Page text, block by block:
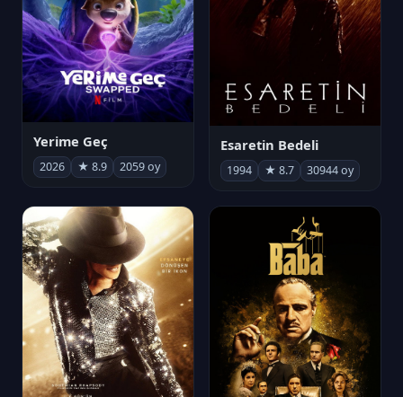
Yerime Geç
2026 ★ 8.9 2059 oy
Esaretin Bedeli
1994 ★ 8.7 30944 oy